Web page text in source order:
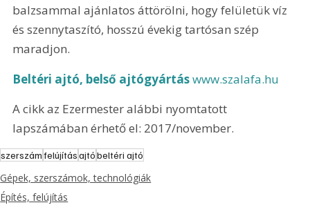
balzsammal ajánlatos áttörölni, hogy felületük víz
és szennytaszító, hosszú évekig tartósan szép
maradjon.
Beltéri ajtó, belső ajtógyártás www.szalafa.hu
A cikk az Ezermester alábbi nyomtatott
lapszámában érhető el: 2017/november.
szerszámfelújításajtóbeltéri ajtó
Gépek, szerszámok, technológiák
Építés, felújítás